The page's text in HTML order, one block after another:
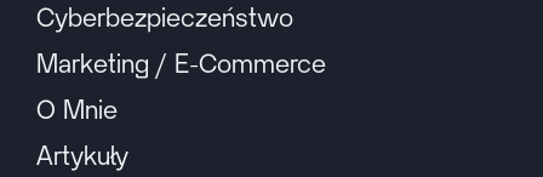
Cyberbezpieczeństwo
Marketing / E-Commerce
O Mnie
Artykuły